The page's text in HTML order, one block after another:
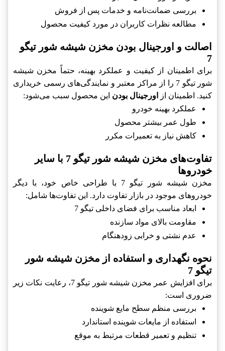
بررسی ضمانت‌نامه و خدمات پس از فروش
مطالعه نظرات کاربران در مورد کیفیت محصول
اصالت و اورجینال بودن مخزن شیشه شور تیگو
7
برای اطمینان از کیفیت و عملکرد بهینه، حتماً مخزن شیشه
شور تیگو 7 را از مراکز معتبر و نمایندگی‌های رسمی خریداری
کنید. اطمینان از
اورجینال بودن این محصول سبب می‌شود:
عملکرد بهینه خودرو
طول عمر بیشتر محصول
کاهش نیاز به تعمیرات مکرر
تفاوت‌های مخزن شیشه شور تیگو 7 با سایر
خودروها
مخزن شیشه شور تیگو 7 با طراحی خاص خود، با دیگر
خودروهای موجود در بازار تفاوت دارد. این تفاوت‌ها شامل:
ابعاد مناسب برای فضای داخلی تیگو 7
مقاومت بالای مواد سازنده
عدم نشتی و خرابی زودهنگام
نحوه نگهداری و استفاده از مخزن شیشه شور
تیگو 7
برای افزایش عمر مخزن شیشه شور تیگو 7، رعایت نکات زیر
ضروری است:
بررسی منظم سطح مایع شوینده
استفاده از مایعات شوینده استاندارد
تنظیم و تعمیر قطعات مرتبط به موقع